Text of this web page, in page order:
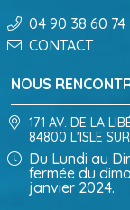
04 90 38 60 74
CONTACT
NOUS
171 AV. DE LA
84800 L'ISLE
Du Lundi au
fermée du
janvier 2024.